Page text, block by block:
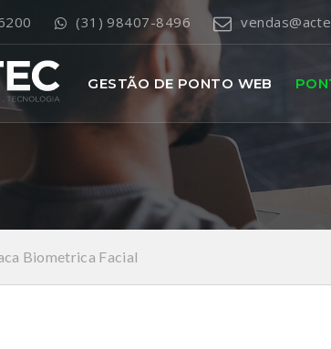
(31) 98407-8496
GESTÃO DE PONTO WEB
Biometrica Facial